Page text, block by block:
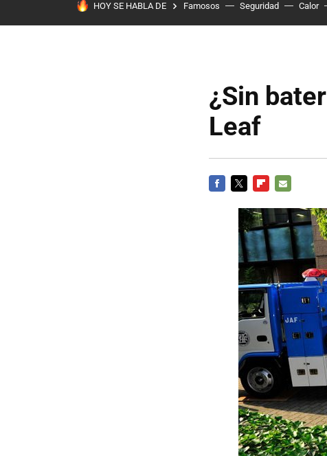
HOY SE HABLA DE Famosos Seguridad Calor
¿Sin
Leaf
MAIL